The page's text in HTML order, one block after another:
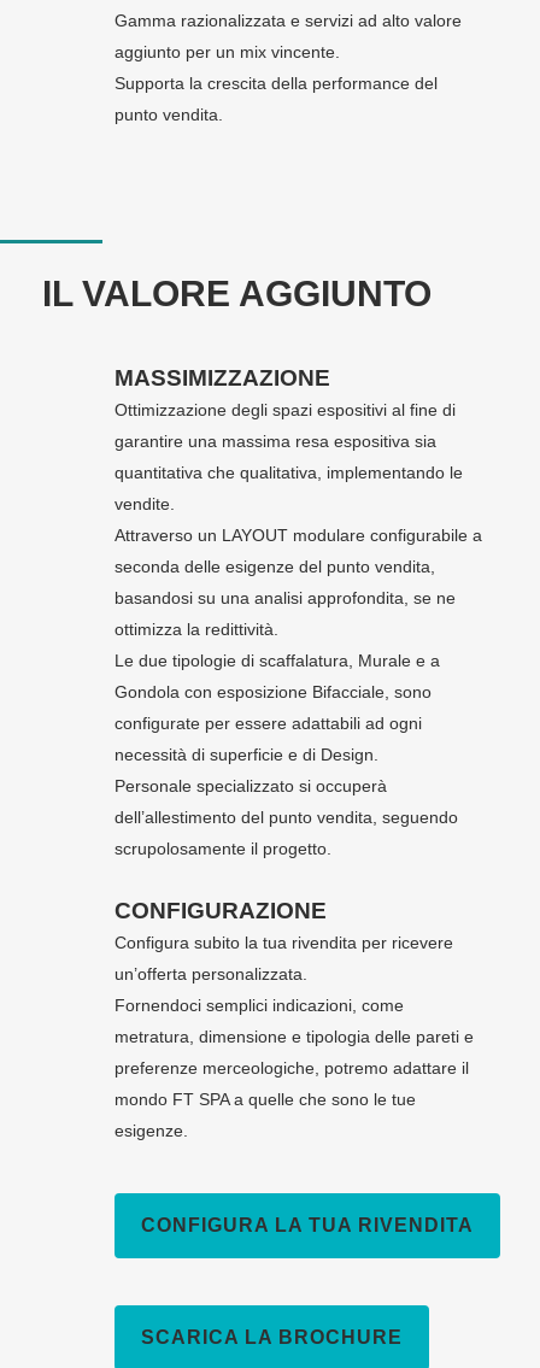
Gamma razionalizzata e servizi ad alto valore
aggiunto per un mix vincente.
Supporta la crescita della performance del
punto vendita.
IL VALORE AGGIUNTO
MASSIMIZZAZIONE
Ottimizzazione degli spazi espositivi al fine di
garantire una massima resa espositiva sia
quantitativa che qualitativa, implementando le
vendite.
Attraverso un LAYOUT modulare configurabile a
seconda delle esigenze del punto vendita,
basandosi su una analisi approfondita, se ne
ottimizza la redittività.
Le due tipologie di scaffalatura, Murale e a
Gondola con esposizione Bifacciale, sono
configurate per essere adattabili ad ogni
necessità di superficie e di Design.
Personale specializzato si occuperà
dell’allestimento del punto vendita, seguendo
scrupolosamente il progetto.
CONFIGURAZIONE
Configura subito la tua rivendita per ricevere
un’offerta personalizzata.
Fornendoci semplici indicazioni, come
metratura, dimensione e tipologia delle pareti e
preferenze merceologiche, potremo adattare il
mondo FT SPA a quelle che sono le tue
esigenze.
CONFIGURA LA TUA RIVENDITA
SCARICA LA BROCHURE